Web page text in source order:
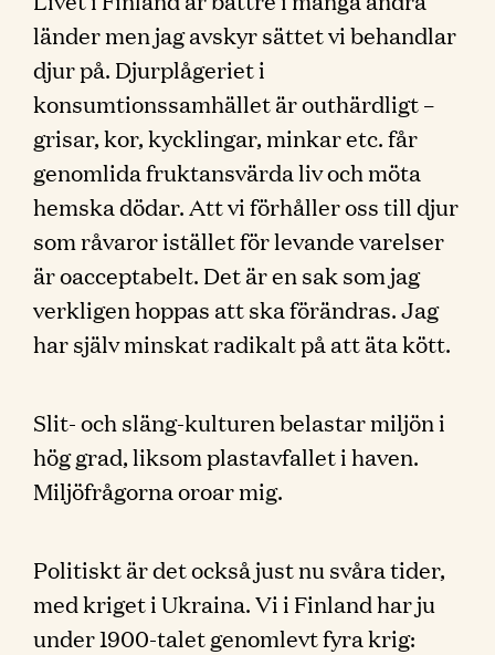
länder men jag avskyr sättet vi behandlar
djur på. Djurplågeriet i
konsumtionssamhället är outhärdligt –
grisar, kor, kycklingar, minkar etc. får
genomlida fruktansvärda liv och möta
hemska dödar. Att vi förhåller oss till djur
som råvaror istället för levande varelser
är oacceptabelt. Det är en sak som jag
verkligen hoppas att ska förändras. Jag
har själv minskat radikalt på att äta kött.
Slit- och släng-kulturen belastar miljön i
hög grad, liksom plastavfallet i haven.
Miljöfrågorna oroar mig.
Politiskt är det också just nu svåra tider,
med kriget i Ukraina. Vi i Finland har ju
under 1900-talet genomlevt fyra krig: